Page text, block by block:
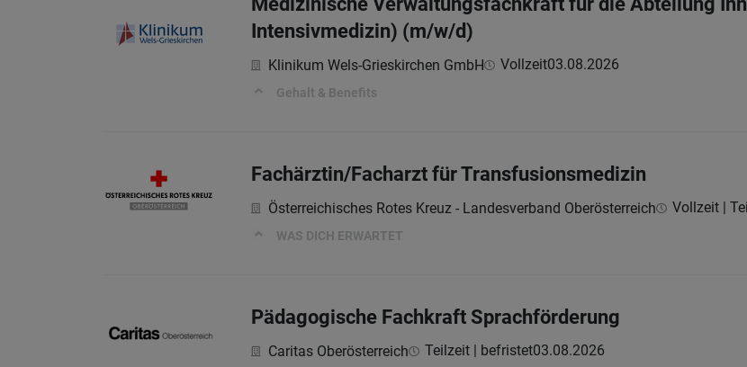
Intensivmedizin) (m/w/d)
Klinikum Wels-Grieskirchen GmbH Vollzeit03.08.2026
Gehalt & Benefits
Fachärztin/Facharzt für Transfusionsmedizin
Österreichisches Rotes Kreuz - Landesverband Oberösterreich Vollzeit |
WAS DICH ERWARTET
Pädagogische Fachkraft Sprachförderung
Caritas Oberösterreich Teilzeit | befristet03.08.2026